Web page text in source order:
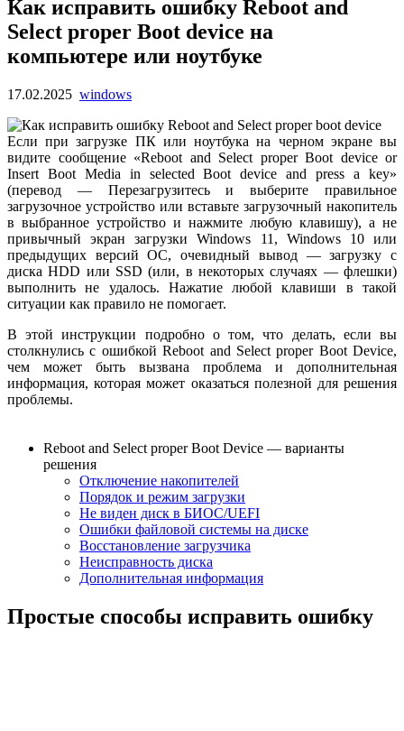
Как исправить ошибку Reboot and
Select proper Boot device на
компьютере или ноутбуке
17.02.2025 windows
Если при загрузке ПК или ноутбука на черном экране вы
видите сообщение «Reboot and Select proper Boot device or
Insert Boot Media in selected Boot device and press a key»
(перевод — Перезагрузитесь и выберите правильное
загрузочное устройство или вставьте загрузочный накопитель
в выбранное устройство и нажмите любую клавишу), а не
привычный экран загрузки Windows 11, Windows 10 или
предыдущих версий ОС, очевидный вывод — загрузку с
диска HDD или SSD (или, в некоторых случаях — флешки)
выполнить не удалось. Нажатие любой клавиши в такой
ситуации как правило не помогает.
В этой инструкции подробно о том, что делать, если вы
столкнулись с ошибкой Reboot and Select proper Boot Device,
чем может быть вызвана проблема и дополнительная
информация, которая может оказаться полезной для решения
проблемы.
Reboot and Select proper Boot Device — варианты
решения
Отключение накопителей
Порядок и режим загрузки
Не виден диск в БИОС/UEFI
Ошибки файловой системы на диске
Восстановление загрузчика
Неисправность диска
Дополнительная информация
Простые способы исправить ошибку